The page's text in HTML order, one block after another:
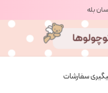
بله
سفارشات